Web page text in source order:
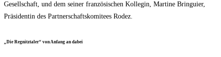
Gesell­schaft, und dem sei­ner fran­zö­si­schen Kol­le­gin, Mar­ti­ne Brin­gu­ier,
Prä­si­den­tin des Part­ner­schafts­ko­mi­tees Rodez.
„Die Reg­nitz­ta­ler“ von Anfang an dabei